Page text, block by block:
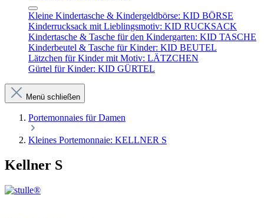
Kleine Kindertasche & Kindergeldbörse: KID BÖRSE
Kinderrucksack mit Lieblingsmotiv: KID RUCKSACK
Kindertasche & Tasche für den Kindergarten: KID TASCHE
Kinderbeutel & Tasche für Kinder: KID BEUTEL
Lätzchen für Kinder mit Motiv: LÄTZCHEN
Gürtel für Kinder: KID GÜRTEL
Menü schließen
Portemonnaies für Damen
Kleines Portemonnaie: KELLNER S
Kellner S